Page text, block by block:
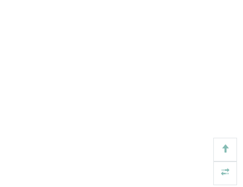
用于背面供电网络的纯钌n-TSV加工与极致全干